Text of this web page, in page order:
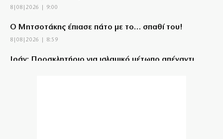
8|08|2026 | 9:00
Ο Μητσοτάκης έπιασε πάτο με το… σπαθί του!
8|08|2026 | 8:59
Ιράν: Προσκλητήριο για ισλαμικό μέτωπο απέναντι